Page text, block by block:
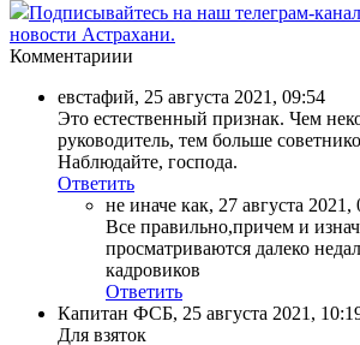
Подписывайтесь на наш телеграм-
новости Астрахани.
Комментариии
евстафий, 25 августа 2021, 09:54
Это естественный признак. Чем
руководитель, тем больше
Наблюдайте, господа.
Ответить
не иначе как, 27 августа 2021,
Все правильно,причем и
просматриваются далеко
кадровиков
Ответить
Капитан ФСБ, 25 августа 2021,
Для взяток